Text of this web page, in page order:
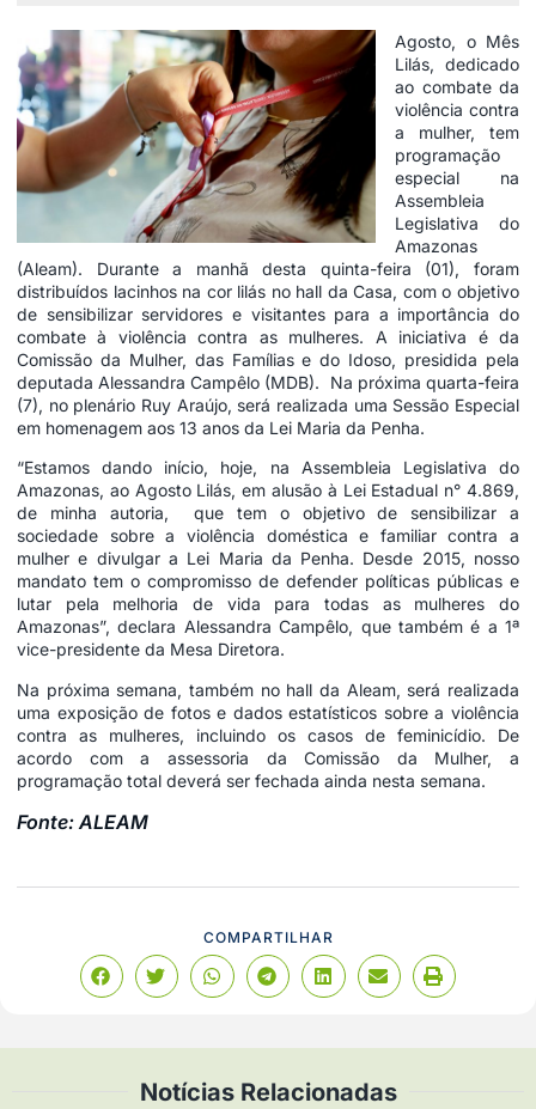
Agosto, o Mês
Lilás, dedicado
ao combate da
violência contra
a mulher, tem
programação
especial na
Assembleia
Legislativa do
Amazonas
(Aleam). Durante a manhã desta quinta-feira (01), foram
distribuídos lacinhos na cor lilás no hall da Casa, com o objetivo
de sensibilizar servidores e visitantes para a importância do
combate à violência contra as mulheres. A iniciativa é da
Comissão da Mulher, das Famílias e do Idoso, presidida pela
deputada Alessandra Campêlo (MDB). Na próxima quarta-feira
(7), no plenário Ruy Araújo, será realizada uma Sessão Especial
em homenagem aos 13 anos da Lei Maria da Penha.
“Estamos dando início, hoje, na Assembleia Legislativa do
Amazonas, ao Agosto Lilás, em alusão à Lei Estadual n° 4.869,
de minha autoria, que tem o objetivo de sensibilizar a
sociedade sobre a violência doméstica e familiar contra a
mulher e divulgar a Lei Maria da Penha. Desde 2015, nosso
mandato tem o compromisso de defender políticas públicas e
lutar pela melhoria de vida para todas as mulheres do
Amazonas”, declara Alessandra Campêlo, que também é a 1ª
vice-presidente da Mesa Diretora.
Na próxima semana, também no hall da Aleam, será realizada
uma exposição de fotos e dados estatísticos sobre a violência
contra as mulheres, incluindo os casos de feminicídio. De
acordo com a assessoria da Comissão da Mulher, a
programação total deverá ser fechada ainda nesta semana.
Fonte: ALEAM
COMPARTILHAR
Notícias Relacionadas